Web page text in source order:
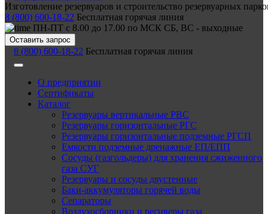
Изготовление резервуаров и строительство резервуарных
8 (800) 600-18-22 Бесплатная горячая линия
ПН-ПТ с 8.00 до 17.00 по МСК СБ, ВС - выходные
Оставить запрос
8 (800) 600-18-22 Бесплатная горячая линия
О предприятии
Сертификаты
Каталог
Резервуары вертикальные РВС
Резервуары горизонтальные РГС
Резервуары горизонтальные подземные РГСП
Емкости подземные дренажные ЕП/ЕПП
Сосуды (газгольдеры) для хранения сжиженного
газа СУГ
Резервуары и сосуды двустенные
Баки-аккумуляторы горячей воды
Сепараторы
Воздухосборники и ресиверы газа